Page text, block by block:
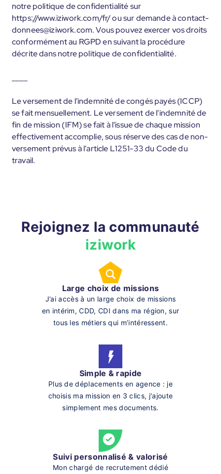
notre politique de confidentialité sur
https://www.iziwork.com/fr/ ou sur demande à contact-
donnees@iziwork.com. Vous pouvez exercer vos droits
conformément au RGPD en suivant la procédure
décrite dans notre politique de confidentialité.
Le versement de l'indemnité de congés payés (ICCP)
se fait mensuellement. Le versement de l'indemnité de
fin de mission (IFM) se fait à l'issue de chaque mission
effectivement accomplie, sous réserve des cas de non-
versement prévus à l'article L1251-33 du Code du
travail.
Rejoignez la communauté
iziwork
Large choix de missions
J’ai accès à un large choix de missions
en intérim, CDD, CDI dans ma région, sur
tous les métiers qui m’intéressent.
Simple & rapide
Plus de déplacements en agence : je
choisis ma mission en 3 clics, j'ajoute
simplement mes documents.
Suivi personnalisé & valorisé
Mon chargé de recrutement dédié